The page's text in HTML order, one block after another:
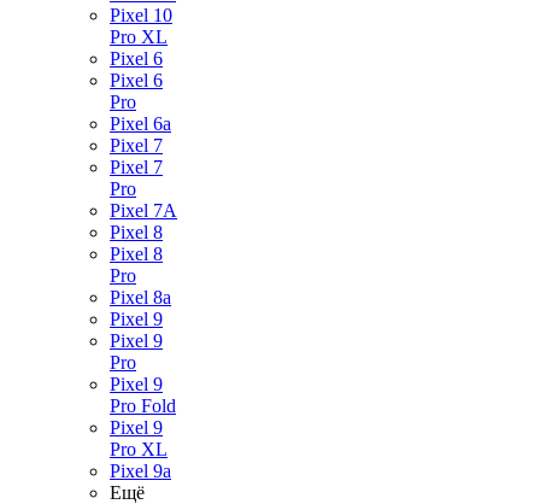
Pixel 10
Pro XL
Pixel 6
Pixel 6
Pro
Pixel 6a
Pixel 7
Pixel 7
Pro
Pixel 7A
Pixel 8
Pixel 8
Pro
Pixel 8a
Pixel 9
Pixel 9
Pro
Pixel 9
Pro Fold
Pixel 9
Pro XL
Pixel 9a
Ещё